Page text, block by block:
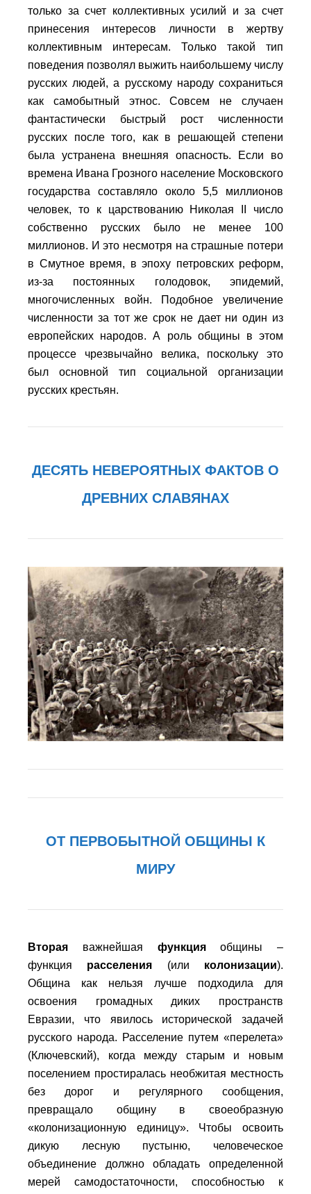
только за счет коллективных усилий и за счет
принесения интересов личности в жертву
коллективным интересам. Только такой тип
поведения позволял выжить наибольшему числу
русских людей, а русскому народу сохраниться
как самобытный этнос. Совсем не случаен
фантастически быстрый рост численности
русских после того, как в решающей степени
была устранена внешняя опасность. Если во
времена Ивана Грозного население Московского
государства составляло около 5,5 миллионов
человек, то к царствованию Николая II число
собственно русских было не менее 100
миллионов. И это несмотря на страшные потери
в Смутное время, в эпоху петровских реформ,
из-за постоянных голодовок, эпидемий,
многочисленных войн. Подобное увеличение
численности за тот же срок не дает ни один из
европейских народов. А роль общины в этом
процессе чрезвычайно велика, поскольку это
был основной тип социальной организации
русских крестьян.
ДЕСЯТЬ НЕВЕРОЯТНЫХ ФАКТОВ О
ДРЕВНИХ СЛАВЯНАХ
ОТ ПЕРВОБЫТНОЙ ОБЩИНЫ К
МИРУ
Вторая важнейшая функцияобщины –
функция расселения (или колонизации).
Община как нельзя лучше подходила для
освоения громадных диких пространств
Евразии, что явилось исторической задачей
русского народа. Расселение путем «перелета»
(Ключевский), когда между старым и новым
поселением простиралась необжитая местность
без дорог и регулярного сообщения,
превращало общину в своеобразную
«колонизационную единицу». Чтобы освоить
дикую лесную пустыню, человеческое
объединение должно обладать определенной
мерей самодостаточности, способностью к